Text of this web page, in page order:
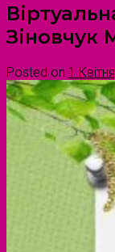
Зіновчук
Posted on 1